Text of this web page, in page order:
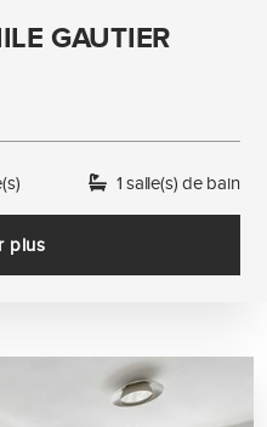
GAUTIER
1 salle(s) de bain
plus